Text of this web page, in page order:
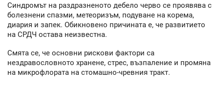
Синдромът на раздразненото дебело черво се проявява с
болезнени спазми, метеоризъм, подуване на корема,
диария и запек. Обикновено причината е, че развитието
на СРДЧ остава неизвестна.
Смята се, че основни рискови фактори са
нездравословното хранене, стрес, възпаление и промяна
на микрофлората на стомашно-чревния тракт.